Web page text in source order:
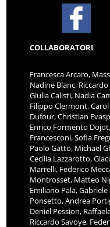
COLLABORATORI
Francesca Arcaro,
Nadine Blanc,
Giulia Calisti, Nadia
Filippo Clermont,
Dufour, Christian
Enrico Formento
Francesconi, Sofia
Paolo Gatto, Michael
Cecilia Lazzarotto,
Marrelli, Federico
Montrosset, Matteo
Emiliano Pala,
Ponsetto, Andrea
Deniel Pession,
Riccardo Savoye,